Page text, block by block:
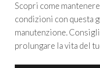
Scopri come
condizioni con questa
manutenzione.
prolungare la vita del